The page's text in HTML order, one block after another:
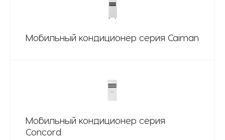
Мобильный кондиционер серия Caiman
Мобильный кондиционер серия
Concord